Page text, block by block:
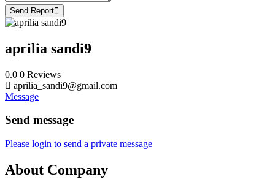
Send Report
aprilia sandi9
0.0 0 Reviews
aprilia_sandi9@gmail.com
Message
Send message
Please login to send a private message
About Company